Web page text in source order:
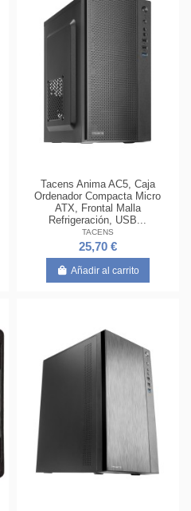
Tacens Anima AC5, Caja
Ordenador Compacta Micro
ATX, Frontal Malla
Refrigeración, USB...
TACENS
25,70 €
Añadir al carrito